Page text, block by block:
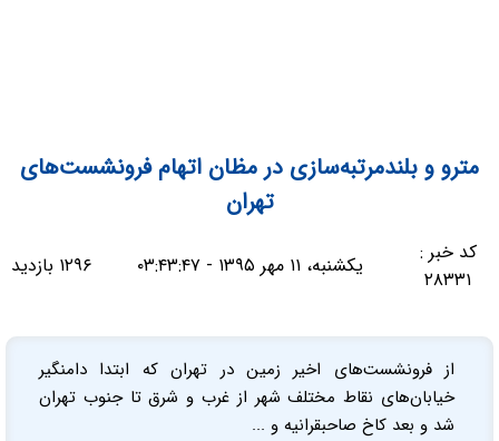
مترو و بلندمرتبه‌سازی در مظان اتهام فرونشست‌های
تهران
کد خبر :
۲۸۳۳۱
یکشنبه، ۱۱ مهر ۱۳۹۵ - ۰۳:۴۳:۴۷ ۱۲۹۶ بازدید
از فرونشست‌های اخير زمين در تهران كه ابتدا دامنگير
خيابان‌های نقاط مختلف شهر از غرب و شرق تا جنوب تهران
شد و بعد كاخ صاحبقرانيه و ...